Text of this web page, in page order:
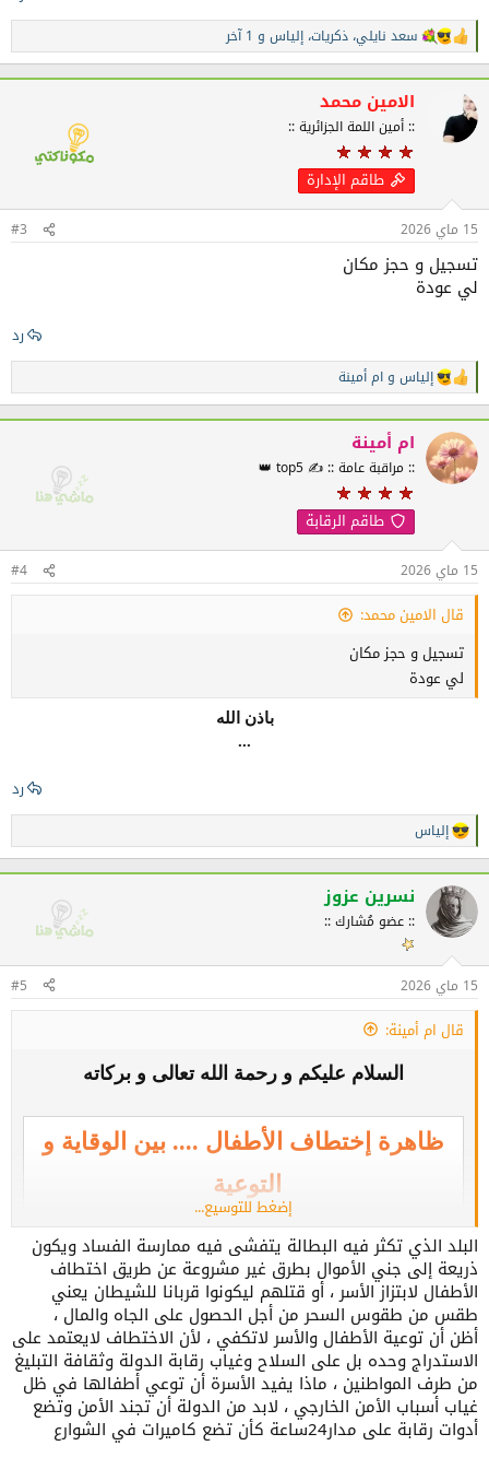
ا
ل
ت
ف
ا
ع
سعد نايلي، ذكريات، إلياس و 1 آخر
الامين محمد
:: أمين اللمة الجزائرية ::
طاقم الإدارة
15 ماي 2026 #3
تسجيل و حجز مكان
لي عودة
رد
ا
ل
ت
ف
ا
ع
إلياس و ام أمينة
ام أمينة
:: مراقبة عامة :: ✍️ top5 👑
طاقم الرقابة
15 ماي 2026 #4
قال الامين محمد:
تسجيل و حجز مكان
لي عودة
باذن الله
...
رد
ا
ل
ت
ف
ع
ا
ت
:
إلياس
نسرين عزوز
:: عضو مُشارك ::
15 ماي 2026 #5
قال ام أمينة:
السلام عليكم و رحمة الله تعالى و بركاته
ظاهرة إختطاف الأطفال .... بين الوقاية و
التوعية
مشاهدة المرفق 187654
ظاهرة إختفاء الأطفال في الجزائر قضية تستدعي منا
جميعًا وقفة جادة و مسؤولة
فهي ليست مجرد حادثة فردية بل خطر يهدد أمن
إضغط للتوسيع...
البلد الذي تكثر فيه البطالة يتفشى فيه ممارسة الفساد ويكون
ذريعة إلى جني الأموال بطرق غير مشروعة عن طريق اختطاف
الأطفال لابتزاز الأسر ، أو قتلهم ليكونوا قربانا للشيطان يعني
طقس من طقوس السحر من أجل الحصول على الجاه والمال ،
أظن أن توعية الأطفال والأسر لاتكفي ، لأن الاختطاف لايعتمد على
الاستدراج وحده بل على السلاح وغياب رقابة الدولة وثقافة التبليغ
من طرف المواطنين ، ماذا يفيد الأسرة أن توعي أطفالها في ظل
غياب أسباب الأمن الخارجي ، لابد من الدولة أن تجند الأمن وتضع
أدوات رقابة على مدار24ساعة كأن تضع كاميرات في الشوارع